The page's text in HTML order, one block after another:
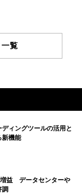
覧
ィングツールの活用と
新機能
益 データセンターや
調